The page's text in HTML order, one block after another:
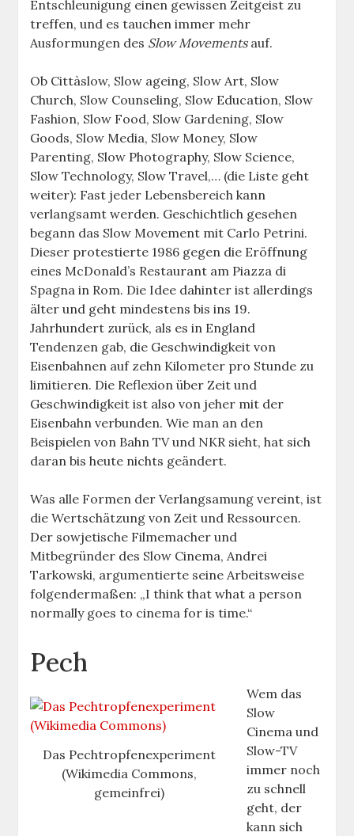
Entschleunigung einen gewissen Zeitgeist zu
treffen, und es tauchen immer mehr
Ausformungen des Slow Movementsauf.
Ob Cittàslow, Slow ageing, Slow Art, Slow
Church, Slow Counseling, Slow Education, Slow
Fashion, Slow Food, Slow Gardening, Slow
Goods, Slow Media, Slow Money, Slow
Parenting, Slow Photography, Slow Science,
Slow Technology, Slow Travel,… (die Liste geht
weiter): Fast jeder Lebensbereich kann
verlangsamt werden. Geschichtlich gesehen
begann das Slow Movement mit Carlo Petrini.
Dieser protestierte 1986 gegen die Eröffnung
eines McDonald’s Restaurant am Piazza di
Spagna in Rom. Die Idee dahinter ist allerdings
älter und geht mindestens bis ins 19.
Jahrhundert zurück, als es in England
Tendenzen gab, die Geschwindigkeit von
Eisenbahnen auf zehn Kilometer pro Stunde zu
limitieren. Die Reflexion über Zeit und
Geschwindigkeit ist also von jeher mit der
Eisenbahn verbunden. Wie man an den
Beispielen von Bahn TV und NKR sieht, hat sich
daran bis heute nichts geändert.
Was alle Formen der Verlangsamung vereint, ist
die Wertschätzung von Zeit und Ressourcen.
Der sowjetische Filmemacher und
Mitbegründer des Slow Cinema, Andrei
Tarkowski, argumentierte seine Arbeitsweise
folgendermaßen: „I think that what a person
normally goes to cinema for is time.“
Pech
Das Pechtropfenexperiment
(Wikimedia Commons,
gemeinfrei)
Wem das
Slow
Cinema und
Slow-TV
immer noch
zu schnell
geht, der
kann sich